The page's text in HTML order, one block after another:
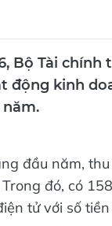
Bộ Tài
động kinh
đầu năm,
đó, có
tử với số